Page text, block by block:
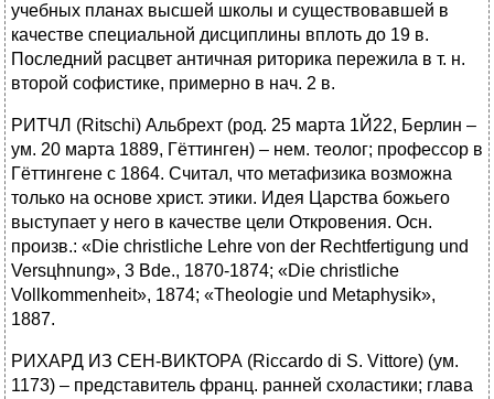
учебных планах высшей школы и существовавшей в
качестве специальной дисциплины вплоть до 19 в.
Последний расцвет античная риторика пережила в т. н.
второй софистике, примерно в нач. 2 в.
РИТЧЛ (Ritschi) Альбрехт (род. 25 марта 1Й22, Берлин –
ум. 20 марта 1889, Гёттинген) – нем. теолог; профессор в
Гёттингене с 1864. Считал, что метафизика возможна
только на основе христ. этики. Идея Царства божьего
выступает у него в качестве цели Откровения. Осн.
произв.: «Die christliche Lehre von der Rechtfertigung und
Versцhnung», 3 Bde., 1870-1874; «Die christliche
Vollkommenheit», 1874; «Theologie und Metaphysik»,
1887.
РИХАРД ИЗ СЕН-ВИКТОРА (Riccardo di S. Vittore) (ум.
1173) – представитель франц. ранней схоластики; глава